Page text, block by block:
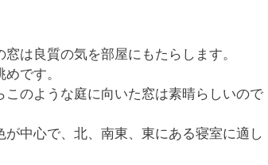
は良質の気を部屋にもたらします。
です。
のような庭に向いた窓は素晴らしいので
中心で、北、南東、東にある寝室に適し